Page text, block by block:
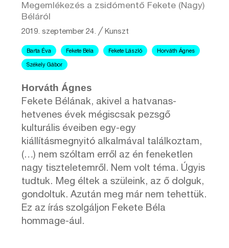
Megemlékezés a zsidómentő Fekete (Nagy)
Béláról
2019. szeptember 24. ╱Kunszt
Barta Éva Fekete Béla Fekete László Horváth Ágnes
Székely Gábor
Horváth Ágnes
Fekete Bélának, akivel a hatvanas-
hetvenes évek mégiscsak pezsgő
kulturális éveiben egy-egy
kiállításmegnyitó alkalmával találkoztam,
(…) nem szóltam erről az én feneketlen
nagy tiszteletemről. Nem volt téma. Úgyis
tudtuk. Meg éltek a szüleink, az ő dolguk,
gondoltuk. Azután meg már nem tehettük.
Ez az írás szolgáljon Fekete Béla
hommage-ául.